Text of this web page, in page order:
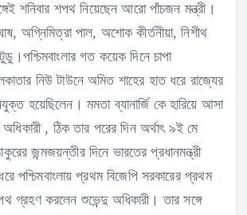
শনিবার শপথ নিয়েছেন আরো পাঁচজন মন্ত্রী।
অগ্নিমিত্রা পাল, অশোক কীর্তনীয়া, নিশীথ
গত কয়েক দিনে চাপা
নিউ টাউনে অমিত শাহের হাত ধরে রাজ্যের
হয়েছিলেন। মমতা ব্যানার্জি কে হারিয়ে আসা
অধিকারী , ঠিক তার পরের দিন অর্থাৎ ৯ই মে
জন্মজয়ন্তীর দিনে ভারতের প্রধানমন্ত্রী
পশ্চিমবাংলায় প্রথম বিজেপি সরকারের প্রথম
গ্রহণ করলেন শুভেন্দু অধিকারী। তার সঙ্গে